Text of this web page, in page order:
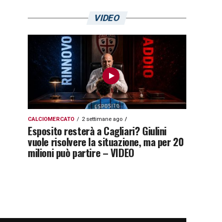
VIDEO
CALCIOMERCATO 2 settimane ago
Esposito resterà a Cagliari? Giulini
vuole risolvere la situazione, ma per 20
milioni può partire – VIDEO